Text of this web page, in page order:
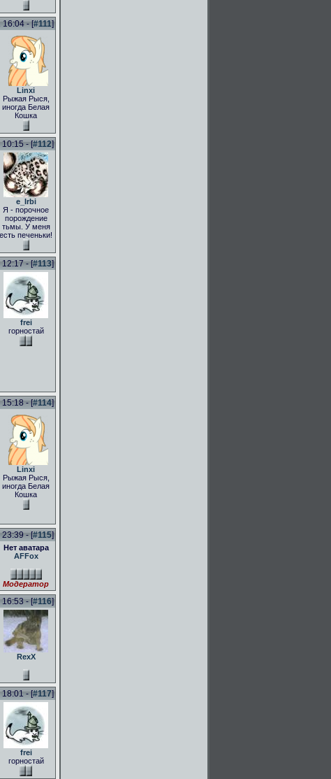
- [#111]
Linxi
Рыжая Рыся,
иногда Белая
Кошка
- [#112]
e_Irbi
Я - порочное
порождение
тьмы. У меня
есть печеньки!
- [#113]
frei
горностай
- [#114]
Linxi
Рыжая Рыся,
иногда Белая
Кошка
- [#115]
Нет аватара
AFFox
Модератор
- [#116]
RexX
- [#117]
frei
горностай